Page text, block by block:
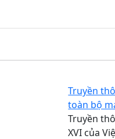
Truyền
toàn bộ
Truyền
XVI của